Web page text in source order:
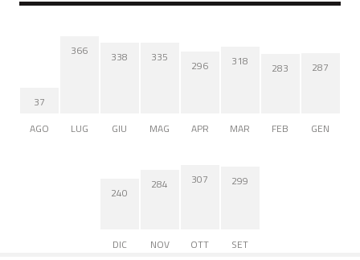
37
AGO
366
LUG
338
GIU
335
MAG
296
APR
318
MAR
283
FEB
287
GEN
240
DIC
284
NOV
307
OTT
299
SET